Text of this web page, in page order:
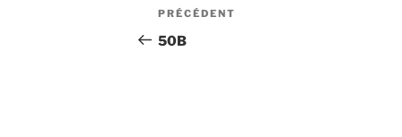
Navigation
de
Article
précédent
PRÉCÉDENT
50B